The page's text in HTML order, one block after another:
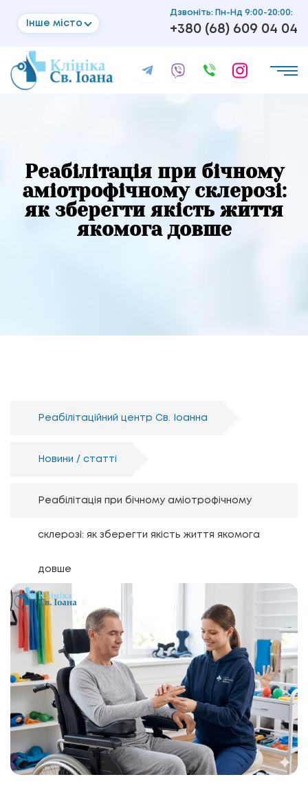
Інше місто
Дзвоніть: Пн-Нд 9:00-20:00:
+380 (68) 609 04 04
Реабілітація при бічному
аміотрофічному склерозі:
як зберегти якість життя
якомога довше
Реабілітаційний центр Св. Іоанна
Новини / статті
Реабілітація при бічному аміотрофічному
склерозі: як зберегти якість життя якомога
довше